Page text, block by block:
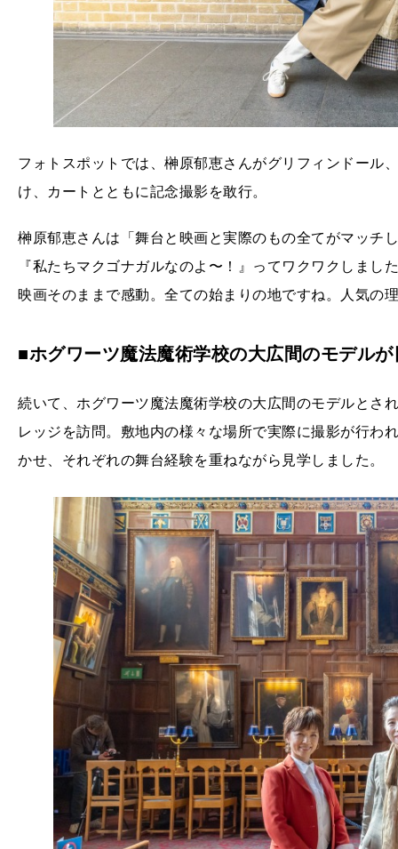
フォトスポットでは、榊原郁恵さんがグリフィンドール
け、カートとともに記念撮影を敢行。
榊原郁恵さんは「舞台と映画と実際のもの全てがマッチ
『私たちマクゴナガルなのよ〜！』ってワクワクしま
映画そのままで感動。全ての始まりの地ですね。人気の
■ホグワーツ魔法魔術学校の大広間のモデル
続いて、ホグワーツ魔法魔術学校の大広間のモデルとさ
レッジを訪問。敷地内の様々な場所で実際に撮影が行わ
かせ、それぞれの舞台経験を重ねながら見学しました。